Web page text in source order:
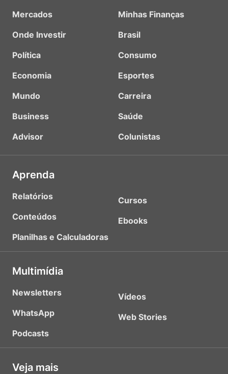
Mercados
Onde Investir
Política
Economia
Mundo
Business
Advisor
Minhas Finanças
Brasil
Consumo
Esportes
Carreira
Saúde
Colunistas
Aprenda
Relatórios
Conteúdos
Planilhas e Calculadoras
Cursos
Ebooks
Multimídia
Newsletters
WhatsApp
Podcasts
Vídeos
Web Stories
Veja mais